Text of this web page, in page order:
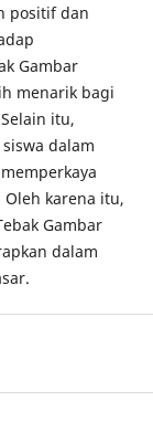
positif dan
Gambar
menarik bagi
itu,
dalam
Oleh karena itu,
Gambar
dalam